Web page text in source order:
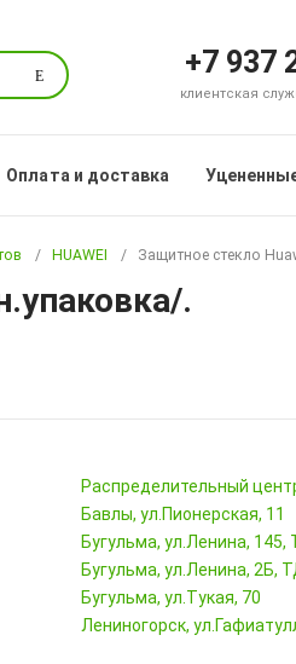
Поиск +7 937
клиентская
Оплата и доставка
HUAWEI Защитное стекло
.
Pаспределительный
Бавлы, ул.Пионерская, 11
Бугульма, ул.Ленина,
Бугульма, ул.Ленина,
Бугульма, ул.Тукая, 70
Лениногорск,